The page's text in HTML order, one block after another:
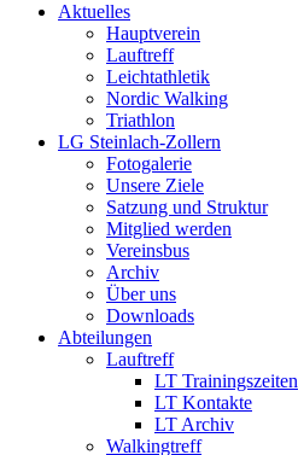
Aktuelles
Hauptverein
Lauftreff
Leichtathletik
Nordic Walking
Triathlon
LG Steinlach-Zollern
Fotogalerie
Unsere Ziele
Satzung und Struktur
Mitglied werden
Vereinsbus
Archiv
Über uns
Downloads
Abteilungen
Lauftreff
LT Trainingszeiten
LT Kontakte
LT Archiv
Walkingtreff